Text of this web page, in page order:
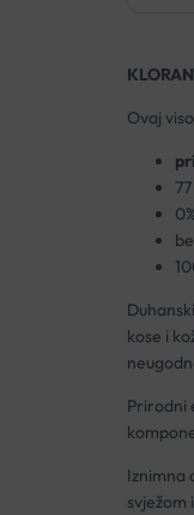
Ovaj
kose i
Prirodni
Iznimna
svježom